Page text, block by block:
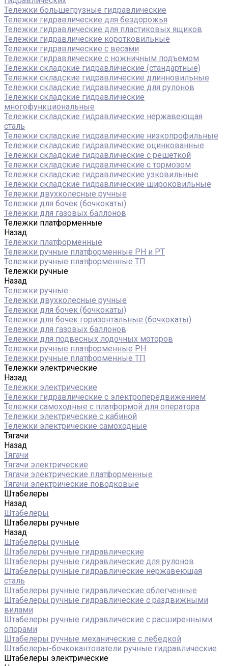
Тележки большегрузные гидравлические
Тележки гидравлические для бездорожья
Тележки гидравлические для пластиковых ящиков
Тележки гидравлические коротковильные
Тележки гидравлические с весами
Тележки гидравлические с ножничным подъемом
Тележки складские гидравлические (стандартные)
Тележки складские гидравлические длинновильные
Тележки складские гидравлические для рулонов
Тележки складские гидравлические
многофункциональные
Тележки складские гидравлические нержавеющая
сталь
Тележки складские гидравлические низкопрофильные
Тележки складские гидравлические оцинкованные
Тележки складские гидравлические с решеткой
Тележки складские гидравлические с тормозом
Тележки складские гидравлические узковильные
Тележки складские гидравлические широковильные
Тележки двухколесные ручные
Тележки для бочек (бочкокаты)
Тележки для газовых баллонов
Тележки платформенные
Назад
Тележки платформенные
Тележки ручные платформенные PH и PT
Тележки ручные платформенные ТП
Тележки ручные
Назад
Тележки ручные
Тележки двухколесные ручные
Тележки для бочек (бочкокаты)
Тележки для бочек горизонтальные (бочкокаты)
Тележки для газовых баллонов
Тележки для подвесных лодочных моторов
Тележки ручные платформенные PH
Тележки ручные платформенные ТП
Тележки электрические
Назад
Тележки электрические
Тележки гидравлические с электропередвижением
Тележки самоходные с платформой для оператора
Тележки электрические с кабиной
Тележки электрические самоходные
Тягачи
Назад
Тягачи
Тягачи электрические
Тягачи электрические платформенные
Тягачи электрические поводковые
Штабелеры
Назад
Штабелеры
Штабелеры ручные
Назад
Штабелеры ручные
Штабелеры ручные гидравлические
Штабелеры ручные гидравлические для рулонов
Штабелеры ручные гидравлические нержавеющая
сталь
Штабелеры ручные гидравлические облегченные
Штабелеры ручные гидравлические с раздвижными
вилами
Штабелеры ручные гидравлические с расширенными
опорами
Штабелеры ручные механические с лебедкой
Штабелеры-бочкокантователи ручные гидравлические
Штабелеры электрические